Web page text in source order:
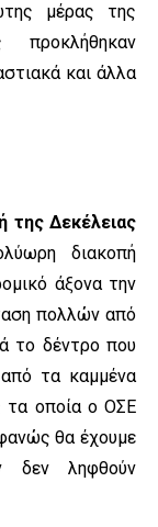
μέρας της
και άλλα
της Δεκέλειας
διακοπή
άξονα την
πολλών από
το δέντρο που
τα καμμένα
τα οποία ο ΟΣΕ
θα έχουμε
δεν ληφθούν